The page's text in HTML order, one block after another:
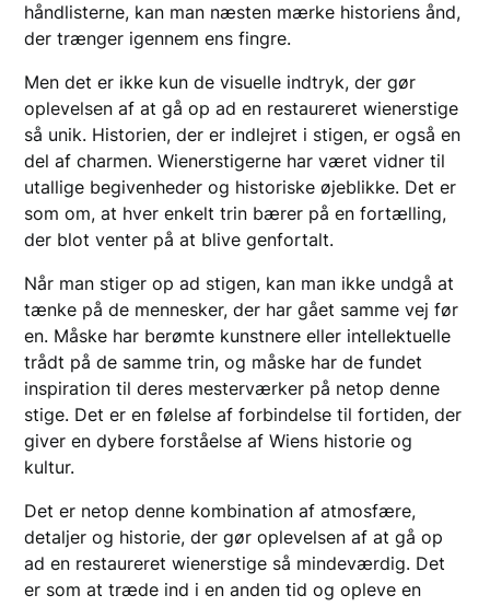
håndlisterne, kan man næsten mærke historiens ånd,
der trænger igennem ens fingre.
Men det er ikke kun de visuelle indtryk, der gør
oplevelsen af at gå op ad en restaureret wienerstige
så unik. Historien, der er indlejret i stigen, er også en
del af charmen. Wienerstigerne har været vidner til
utallige begivenheder og historiske øjeblikke. Det er
som om, at hver enkelt trin bærer på en fortælling,
der blot venter på at blive genfortalt.
Når man stiger op ad stigen, kan man ikke undgå at
tænke på de mennesker, der har gået samme vej før
en. Måske har berømte kunstnere eller intellektuelle
trådt på de samme trin, og måske har de fundet
inspiration til deres mesterværker på netop denne
stige. Det er en følelse af forbindelse til fortiden, der
giver en dybere forståelse af Wiens historie og
kultur.
Det er netop denne kombination af atmosfære,
detaljer og historie, der gør oplevelsen af at gå op
ad en restaureret wienerstige så mindeværdig. Det
er som at træde ind i en anden tid og opleve en